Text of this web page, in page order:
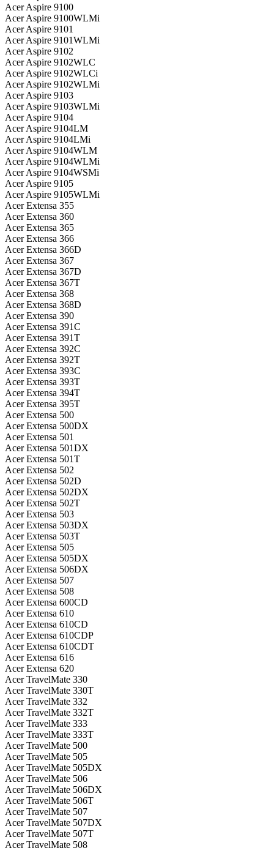
Acer Aspire 9100
Acer Aspire 9100WLMi
Acer Aspire 9101
Acer Aspire 9101WLMi
Acer Aspire 9102
Acer Aspire 9102WLC
Acer Aspire 9102WLCi
Acer Aspire 9102WLMi
Acer Aspire 9103
Acer Aspire 9103WLMi
Acer Aspire 9104
Acer Aspire 9104LM
Acer Aspire 9104LMi
Acer Aspire 9104WLM
Acer Aspire 9104WLMi
Acer Aspire 9104WSMi
Acer Aspire 9105
Acer Aspire 9105WLMi
Acer Extensa 355
Acer Extensa 360
Acer Extensa 365
Acer Extensa 366
Acer Extensa 366D
Acer Extensa 367
Acer Extensa 367D
Acer Extensa 367T
Acer Extensa 368
Acer Extensa 368D
Acer Extensa 390
Acer Extensa 391C
Acer Extensa 391T
Acer Extensa 392C
Acer Extensa 392T
Acer Extensa 393C
Acer Extensa 393T
Acer Extensa 394T
Acer Extensa 395T
Acer Extensa 500
Acer Extensa 500DX
Acer Extensa 501
Acer Extensa 501DX
Acer Extensa 501T
Acer Extensa 502
Acer Extensa 502D
Acer Extensa 502DX
Acer Extensa 502T
Acer Extensa 503
Acer Extensa 503DX
Acer Extensa 503T
Acer Extensa 505
Acer Extensa 505DX
Acer Extensa 506DX
Acer Extensa 507
Acer Extensa 508
Acer Extensa 600CD
Acer Extensa 610
Acer Extensa 610CD
Acer Extensa 610CDP
Acer Extensa 610CDT
Acer Extensa 616
Acer Extensa 620
Acer TravelMate 330
Acer TravelMate 330T
Acer TravelMate 332
Acer TravelMate 332T
Acer TravelMate 333
Acer TravelMate 333T
Acer TravelMate 500
Acer TravelMate 505
Acer TravelMate 505DX
Acer TravelMate 506
Acer TravelMate 506DX
Acer TravelMate 506T
Acer TravelMate 507
Acer TravelMate 507DX
Acer TravelMate 507T
Acer TravelMate 508